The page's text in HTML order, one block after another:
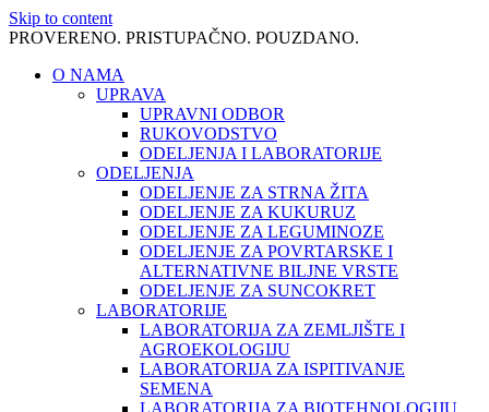
Skip to content
PROVERENO. PRISTUPAČNO. POUZDANO.
O NAMA
UPRAVA
UPRAVNI ODBOR
RUKOVODSTVO
ODELJENJA I LABORATORIJE
ODELJENJA
ODELJENJE ZA STRNA ŽITA
ODELJENJE ZA KUKURUZ
ODELJENJE ZA LEGUMINOZE
ODELJENJE ZA POVRTARSKE I
ALTERNATIVNE BILJNE VRSTE
ODELJENJE ZA SUNCOKRET
LABORATORIJE
LABORATORIJA ZA ZEMLJIŠTE I
AGROEKOLOGIJU
LABORATORIJA ZA ISPITIVANJE
SEMENA
LABORATORIJA ZA BIOTEHNOLOGIJU